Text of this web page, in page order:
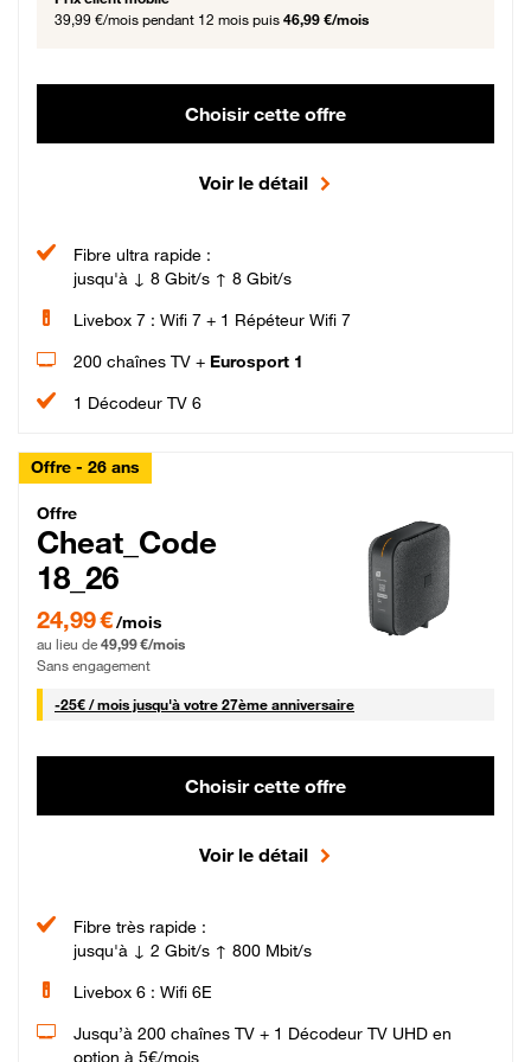
39,99 €/mois pendant 12 mois puis 46,99 €/mois
Choisir cette offre
Voir le détail
Fibre ultra rapide :
jusqu'à ↓ 8 Gbit/s ↑ 8 Gbit/s
Livebox 7 : Wifi 7 + 1 Répéteur Wifi 7
200 chaînes TV + Eurosport 1
1 Décodeur TV 6
Offre - 26 ans
Cheat_Code Fibre_18_26
Offre
Cheat_Code
18_26
24,99 € par mois pendant 0 mois puis 49,99 € par mois, Sans engagement
24,99 €/mois
au lieu de 49,99 €/mois
Sans engagement
-25€ / mois25 € par mois
jusqu'à votre 27ème anniversaire
Choisir cette offre
Voir le détail
Fibre très rapide :
jusqu'à ↓ 2 Gbit/s ↑ 800 Mbit/s
Livebox 6 : Wifi 6E
Jusqu’à 200 chaînes TV + 1 Décodeur TV UHD en
option à 5€/mois